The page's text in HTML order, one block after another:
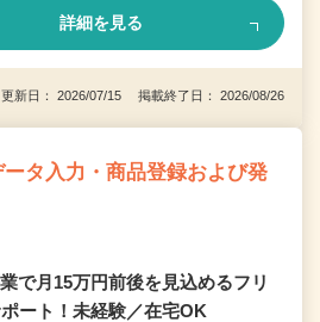
詳細を見る
更新日： 2026/07/15 掲載終了日： 2026/08/26
タ入力・商品登録および発
で月15万円前後を見込めるフリ
ート！未経験／在宅OK